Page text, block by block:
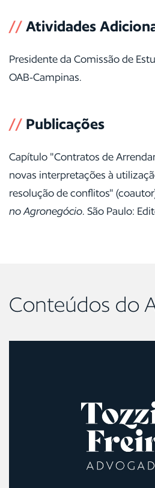
// Atividades
Presidente da Comissão de
OAB-Campinas.
// Publicações
Capítulo "Contratos de
novas interpretações à
resolução de conflitos"
no Agronegócio. São Paulo:
Conteúdos do